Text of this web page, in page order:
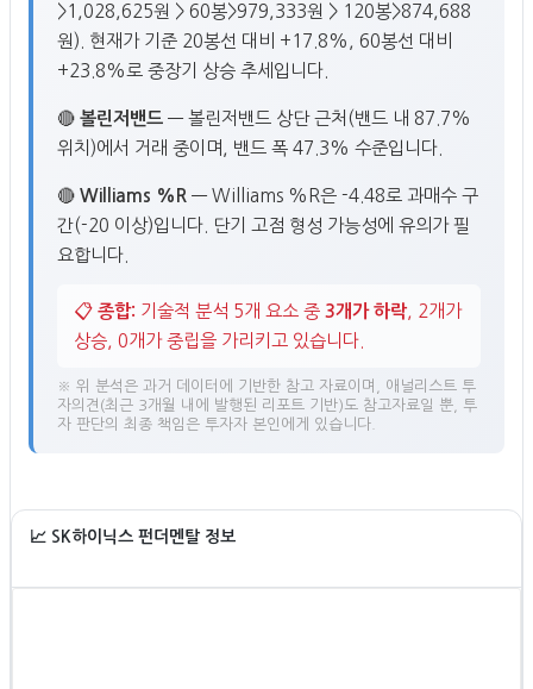
>1,028,625원 > 60봉>979,333원 > 120봉>874,688
원). 현재가 기준 20봉선 대비 +17.8%, 60봉선 대비
+23.8%로 중장기 상승 추세입니다.
🔴 볼린저밴드 — 볼린저밴드 상단 근처(밴드 내 87.7%
위치)에서 거래 중이며, 밴드 폭 47.3% 수준입니다.
🔴 Williams %R — Williams %R은 -4.48로 과매수 구
간(-20 이상)입니다. 단기 고점 형성 가능성에 유의가 필
요합니다.
📋 종합: 기술적 분석 5개 요소 중 3개가 하락, 2개가
상승, 0개가 중립을 가리키고 있습니다.
※ 위 분석은 과거 데이터에 기반한 참고 자료이며, 애널리스트 투
자의견(최근 3개월 내에 발행된 리포트 기반)도 참고자료일 뿐, 투
자 판단의 최종 책임은 투자자 본인에게 있습니다.
📈 SK하이닉스 펀더멘탈 정보